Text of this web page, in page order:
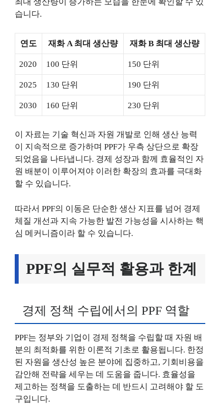
습니다.
연도 재화 A 최대 생산량 재화 B 최대 생산량
2020 100 단위 150 단위
2025 130 단위 190 단위
2030 160 단위 230 단위
이 자료는 기술 혁신과 자원 개발로 인해 생산 능력
이 지속적으로 증가하며 PPF가 우측 상단으로 확장
되었음을 나타냅니다. 경제 성장과 함께 효율적인 자
원 배분이 이루어져야 이러한 확장의 효과를 극대화
할 수 있습니다.
따라서 PPF의 이동은 단순한 생산 지표를 넘어 경제
체질 개선과 지속 가능한 발전 가능성을 시사하는 핵
심 메커니즘이라 할 수 있습니다.
PPF의 실무적 활용과 한계
경제 정책 수립에서의 PPF 역할
PPF는 정부와 기업이 경제 정책을 수립할 때 자원 배
분의 최적화를 위한 이론적 기초로 활용됩니다. 한정
된 자원을 생산성 높은 분야에 집중하고, 기회비용을
감안해 전략을 세우는 데 도움을 줍니다. 효율성을
제고하는 정책을 도출하는 데 반드시 고려해야 할 도
구입니다.